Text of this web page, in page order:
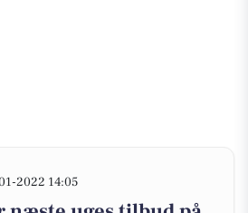
2022 14:05